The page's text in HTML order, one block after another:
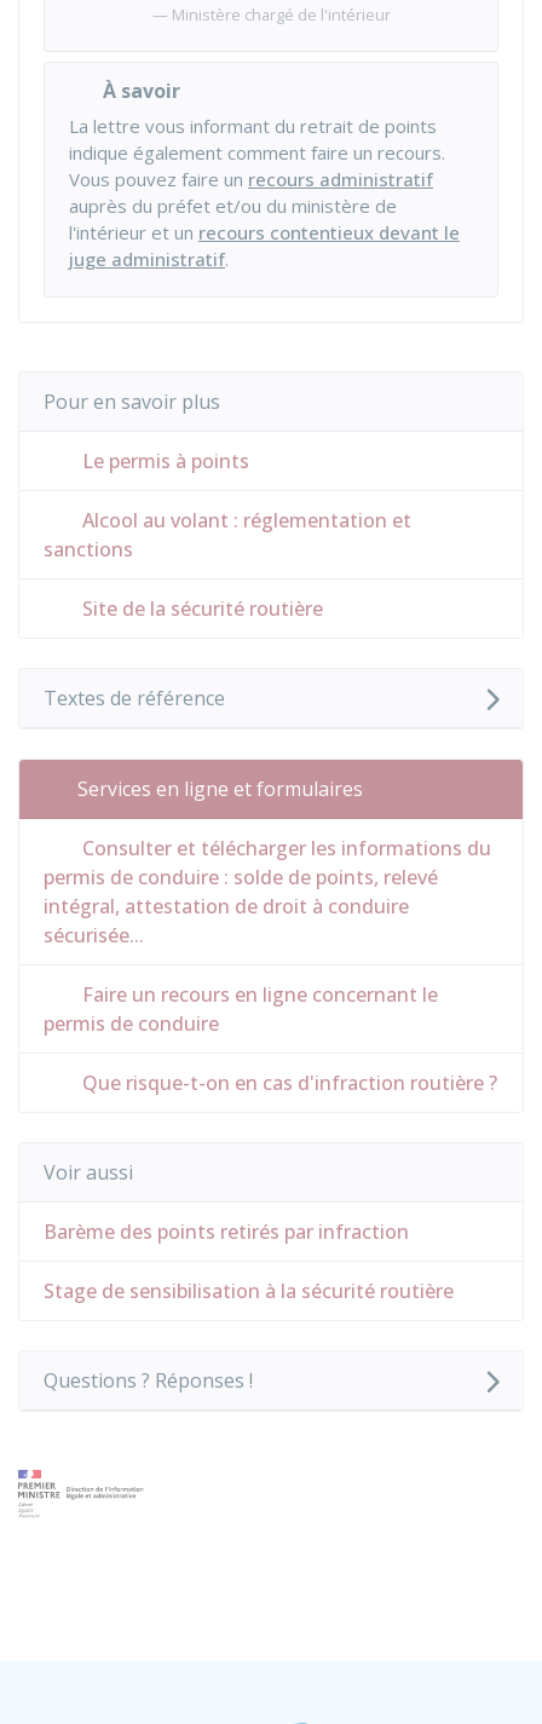
Ministère chargé de l'intérieur
À savoir
La lettre vous informant du retrait de points
indique également comment faire un recours.
Vous pouvez faire un recours administratif
auprès du préfet et/ou du ministère de
l'intérieur et un recours contentieux devant le
juge administratif.
Pour en savoir plus
Le permis à points
Alcool au volant : réglementation et
sanctions
Site de la sécurité routière
Textes de référence
Services en ligne et formulaires
Consulter et télécharger les informations du
permis de conduire : solde de points, relevé
intégral, attestation de droit à conduire
sécurisée...
Faire un recours en ligne concernant le
permis de conduire
Que risque-t-on en cas d'infraction routière ?
Voir aussi
Barème des points retirés par infraction
Stage de sensibilisation à la sécurité routière
Questions ? Réponses !